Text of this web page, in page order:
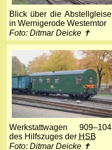
Blick über die Abstellgleise
in Wernigerode Westerntor
Foto: Ditmar Deicke ✝
Werkstattwagen 909–104
des Hilfszuges der HSB
Foto: Ditmar Deicke ✝